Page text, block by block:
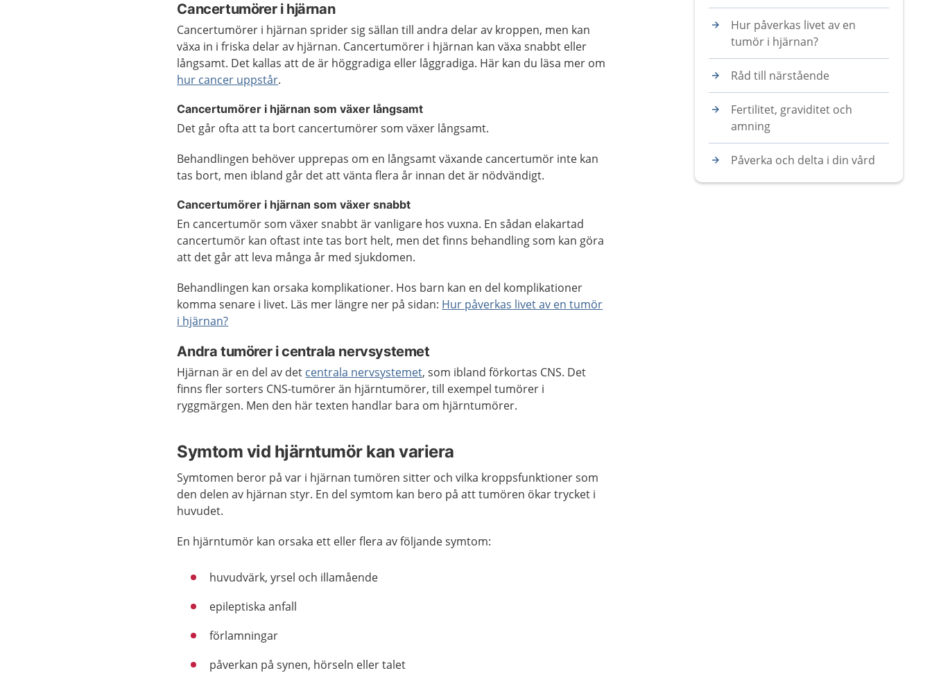
Cancertumörer i hjärnan
Cancertumörer i hjärnan sprider sig sällan till andra delar av kroppen, men kan
växa in i friska delar av hjärnan. Cancertumörer i hjärnan kan växa snabbt eller
långsamt. Det kallas att de är höggradiga eller låggradiga. Här kan du läsa mer om
hur cancer uppstår.
Cancertumörer i hjärnan som växer långsamt
Det går ofta att ta bort cancertumörer som växer långsamt.
Behandlingen behöver upprepas om en långsamt växande cancertumör inte kan
tas bort, men ibland går det att vänta flera år innan det är nödvändigt.
Cancertumörer i hjärnan som växer snabbt
En cancertumör som växer snabbt är vanligare hos vuxna. En sådan elakartad
cancertumör kan oftast inte tas bort helt, men det finns behandling som kan göra
att det går att leva många år med sjukdomen.
Behandlingen kan orsaka komplikationer. Hos barn kan en del komplikationer
komma senare i livet. Läs mer längre ner på sidan: Hur påverkas livet av en tumör
i hjärnan?
Andra tumörer i centrala nervsystemet
Hjärnan är en del av det centrala nervsystemet, som ibland förkortas CNS. Det
finns fler sorters CNS-tumörer än hjärntumörer, till exempel tumörer i
ryggmärgen. Men den här texten handlar bara om hjärntumörer.
Symtom vid hjärntumör kan variera
Symtomen beror på var i hjärnan tumören sitter och vilka kroppsfunktioner som
den delen av hjärnan styr. En del symtom kan bero på att tumören ökar trycket i
huvudet.
En hjärntumör kan orsaka ett eller flera av följande symtom:
huvudvärk, yrsel och illamående
epileptiska anfall
förlamningar
påverkan på synen, hörseln eller talet
Hur påverkas livet av en
tumör i hjärnan?
Råd till närstående
Fertilitet, graviditet och
amning
Påverka och delta i din vård